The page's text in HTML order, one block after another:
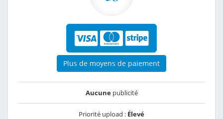
Plus de moyens de paiement
Aucunepublicité
Priorité upload : Élevé